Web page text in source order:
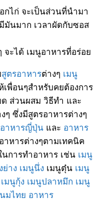
กไก่ จะเป็นส่วนที่นำมา
มันมาก เวลาผัดกับซอส
จะได้ เมนูอาหารที่อร่อย
สูตรอาหารต่างๆ เมนู
เพื่อนๆสำหรับคยต้องการ
ส่วนผสม วิธีทำ และ
ๆ ซึ่งมีสูตรอาหารต่างๆ
อาหารญี่ปุ่นและ อาหาร
าหารต่างๆตามเทคนิค
การทำอาหาร เช่น เมนู
ย่าง เมนูนึ่ง เมนูตุ๋น เมนู
เมนูกุ้ง เมนูปลาหมึก เมนู
มไทย อาหาร